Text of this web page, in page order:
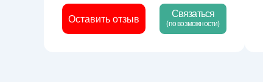
Оставить отзыв
Связаться
(по возможности)